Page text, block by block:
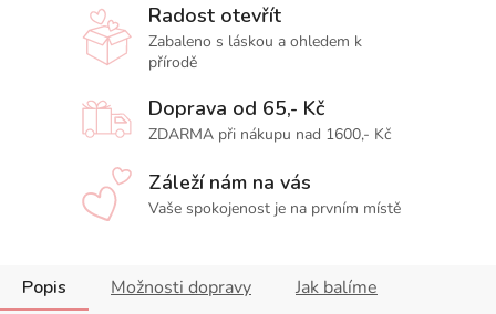
Radost otevřít
Zabaleno s láskou a ohledem k
přírodě
Doprava od 65,- Kč
ZDARMA při nákupu nad 1600,- Kč
Záleží nám na vás
Vaše spokojenost je na prvním místě
Popis Možnosti dopravy
Jak balíme